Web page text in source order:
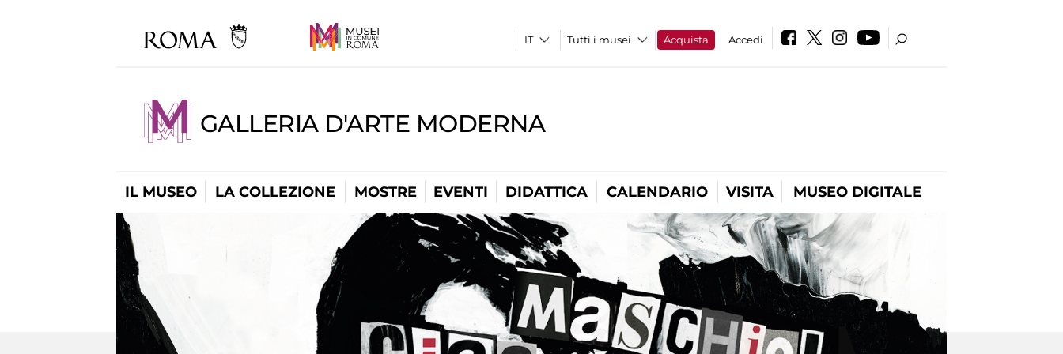
Tutti i musei Acquista Accedi
GALLERIA D'ARTE MODERNA
IL MUSEO LA COLLEZIONE MOSTRE EVENTI DIDATTICA CALENDARIO VISITA MUSEO DIGITALE